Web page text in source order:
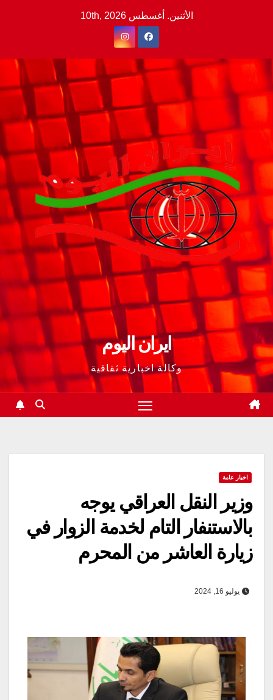
الأثنين. أغسطس 10th, 2026
ايران اليوم
وكالة اخبارية ثقافية
اخبار عامة
وزير النقل العراقي يوجه
بالاستنفار التام لخدمة الزوار في
زيارة العاشر من المحرم
يوليو 16, 2024